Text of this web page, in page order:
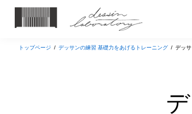
トップページ / デッサンの練習 基礎力をあげるトレーニング/ デッ